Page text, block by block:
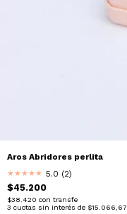
Aros Abridores perlita
★★★★★ 5.0 (2)
$45.200
$38.420 con transfe
3 cuotas sin interés de $15.066,67